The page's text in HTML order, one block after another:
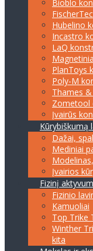
Bioblo
Hubelino
Incastro
LaQ
PlanToys
Poly-M
Thames
Zometool
Įvairūs
Kūrybiškumą
Dažai,
Mediniai
Įvairios
Fizinį
Fizinio
Kamuoliai
Top Trike
Winther
kita